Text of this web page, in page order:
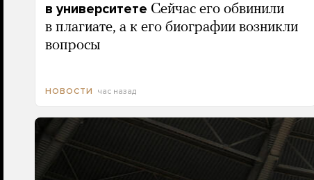
в университете Сейчас его обвинили
в плагиате, а к его биографии возникли
вопросы
НОВОСТИ час назад